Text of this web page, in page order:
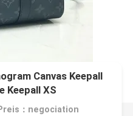
Canvas Keepall
Keepall XS
：negociation